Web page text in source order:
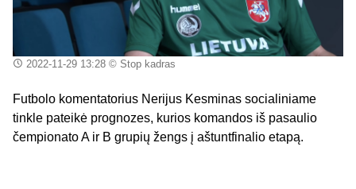
2022-11-29 13:28© Stop kadras
Futbolo komentatorius Nerijus Kesminas socialiniame
tinkle pateikė prognozes, kurios komandos iš pasaulio
čempionato A ir B grupių žengs į aštuntfinalio etapą.